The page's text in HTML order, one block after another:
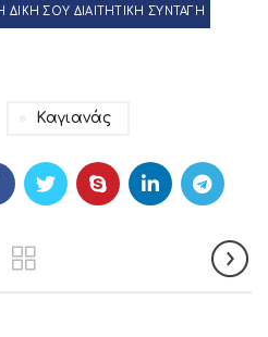
ΔΙΚΗ ΣΟΥ ΔΙΑΙΤΗΤΙΚΗ ΣΥΝΤΑΓΗ
Καγιανάς